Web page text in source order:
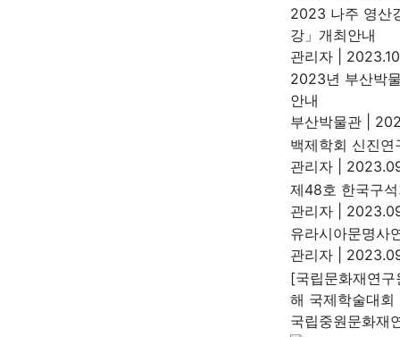
2023 나주 영산
강」개최안내
관리자
2023년 부산박
안내
부산박물관
백제학회 신진
관리자
제48호 한국구
관리자
유라시아문명사
관리자
[국립문화재연
해 국제학술대회
국립중원문화재